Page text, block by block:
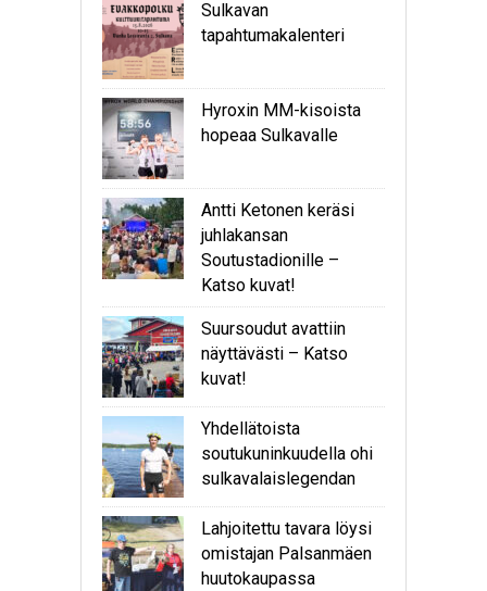
Sulkavan
tapahtumakalenteri
Hyroxin MM-kisoista
hopeaa Sulkavalle
Antti Ketonen keräsi
juhlakansan
Soutustadionille –
Katso kuvat!
Suursoudut avattiin
näyttävästi – Katso
kuvat!
Yhdellätoista
soutukuninkuudella ohi
sulkavalaislegendan
Lahjoitettu tavara löysi
omistajan Palsanmäen
huutokaupassa